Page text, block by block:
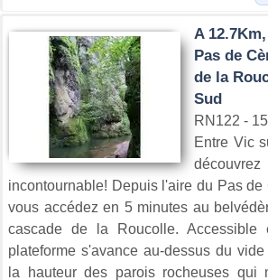
A
Pas de
de la
Sud
RN122 -
Entre Vic
incontournable! Depuis l'aire du Pas de
vous accédez en 5 minutes au
cascade de la Roucolle. Accessible
plateforme s'avance au-dessus du
la hauteur des parois rocheuses qui